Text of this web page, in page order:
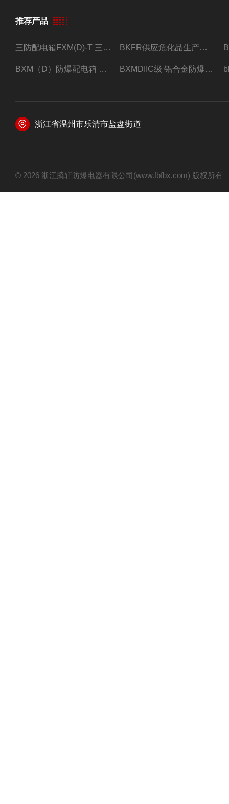
推荐产品
三防配电箱FXM(D)-T 三防型黑色工程塑料 BKFR供应危化品生产车间1.5匹2匹3匹5匹防爆空调
BXM（D）防爆配电箱 防爆照明动力箱厂家 定做 BXMDIIC级 铝合金防爆照明动力配电箱 加工定做
浙江省温州市乐清市盐盘街道
© 2026 浙江腾轩防爆电器有限公司(www.fbfbx.com) 版权所